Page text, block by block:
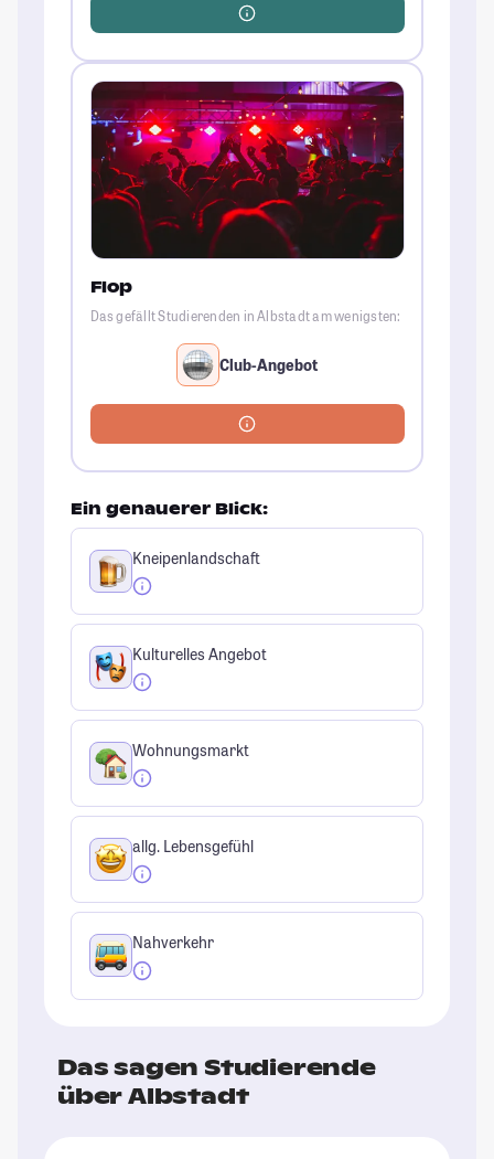
Flop
Das gefällt Studierenden in Albstadt am wenigsten:
Club-Angebot
Ein genauerer Blick:
Kneipenlandschaft
Kulturelles Angebot
Wohnungsmarkt
allg. Lebensgefühl
Nahverkehr
Das sagen Studierende
über Albstadt